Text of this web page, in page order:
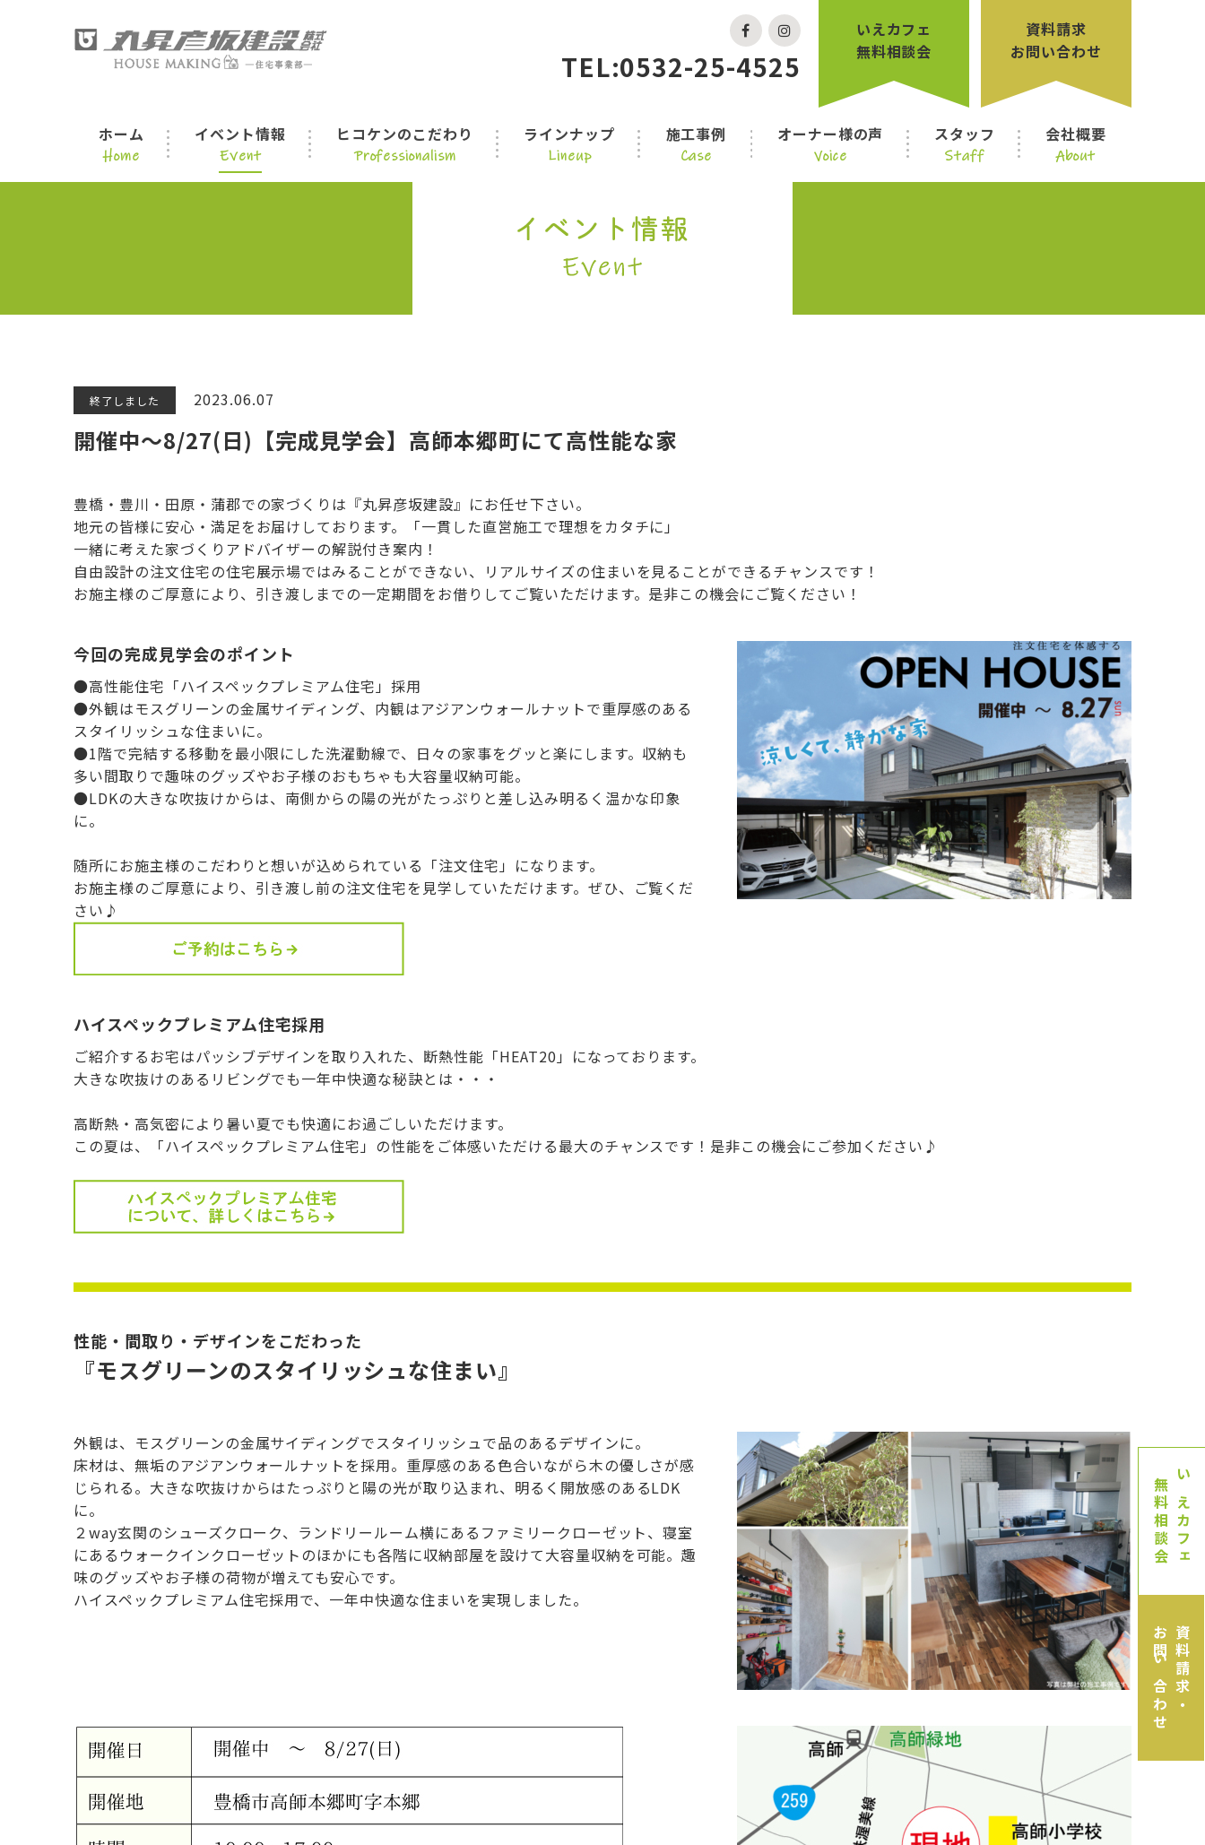
TEL:0532-25-4525
いえカフェ
無料相談会
資料請求
お問い合わせ
ホーム
Home
イベント情報
Event
ヒコケンのこだわり
Professionalism
ラインナップ
Lineup
施工事例
Case
オーナー様の声
Voice
スタッフ
Staff
会社概要
About
終了しました 2023.06.07
開催中～8/27(日)【完成見学会】高師本郷町にて高性能な家
豊橋・豊川・田原・蒲郡での家づくりは『丸昇彦坂建設』にお任せ下さい。
地元の皆様に安心・満足をお届けしております。「一貫した直営施工で理想をカタチに」
一緒に考えた家づくりアドバイザーの解説付き案内！
自由設計の注文住宅の住宅展示場ではみることができない、リアルサイズの住まいを見ることができるチャンスです！
お施主様のご厚意により、引き渡しまでの一定期間をお借りしてご覧いただけます。是非この機会にご覧ください！
今回の完成見学会のポイント
●高性能住宅「ハイスペックプレミアム住宅」採用
●外観はモスグリーンの金属サイディング、内観はアジアンウォールナットで重厚感のある
スタイリッシュな住まいに。
●1階で完結する移動を最小限にした洗濯動線で、日々の家事をグッと楽にします。収納も
多い間取りで趣味のグッズやお子様のおもちゃも大容量収納可能。
●LDKの大きな吹抜けからは、南側からの陽の光がたっぷりと差し込み明るく温かな印象
に。
随所にお施主様のこだわりと想いが込められている「注文住宅」になります。
お施主様のご厚意により、引き渡し前の注文住宅を見学していただけます。ぜひ、ご覧くだ
さい♪
ハイスペックプレミアム住宅採用
ご紹介するお宅はパッシブデザインを取り入れた、断熱性能「HEAT20」になっております。
大きな吹抜けのあるリビングでも一年中快適な秘訣とは・・・
高断熱・高気密により暑い夏でも快適にお過ごしいただけます。
この夏は、「ハイスペックプレミアム住宅」の性能をご体感いただける最大のチャンスです！是非この機会にご参加ください♪
性能・間取り・デザインをこだわった
『モスグリーンのスタイリッシュな住まい』
外観は、モスグリーンの金属サイディングでスタイリッシュで品のあるデザインに。
床材は、無垢のアジアンウォールナットを採用。重厚感のある色合いながら木の優しさが感
じられる。大きな吹抜けからはたっぷりと陽の光が取り込まれ、明るく開放感のあるLDK
に。
２way玄関のシューズクローク、ランドリールーム横にあるファミリークローゼット、寝室
にあるウォークインクローゼットのほかにも各階に収納部屋を設けて大容量収納を可能。趣
味のグッズやお子様の荷物が増えても安心です。
ハイスペックプレミアム住宅採用で、一年中快適な住まいを実現しました。
いえカフェ
無料相談会
資料請求・
お問い合わせ